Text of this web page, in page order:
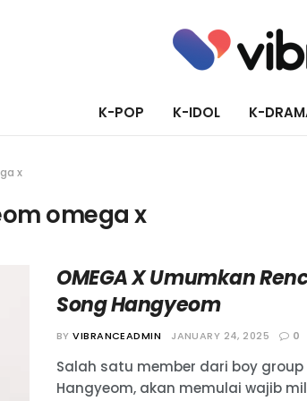
K-POP K-IDOL K-
x
omega x
OMEGA X Umumkan
Song Hangyeom
BY VIBRANCEADMIN JANUARY 24, 2025 0
Salah satu member dari boy group
Hangyeom, akan memulai wajib